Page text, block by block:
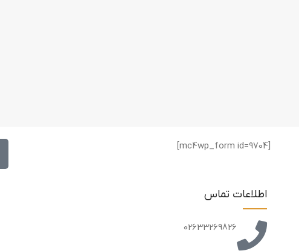
[mc4wp_form id=9704]
اطلاعات تماس
02633269826